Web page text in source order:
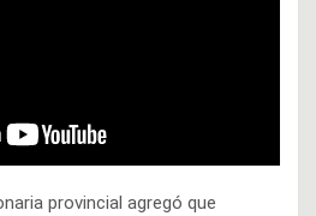
provincial agregó que